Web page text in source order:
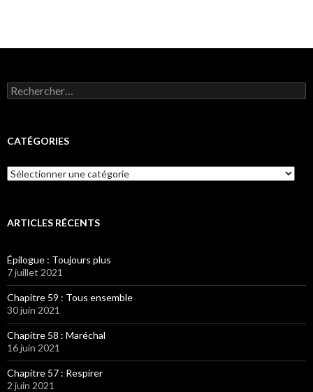
Rechercher :
CATÉGORIES
Catégories
ARTICLES RÉCENTS
Épilogue : Toujours plus
7 juillet 2021
Chapitre 59 : Tous ensemble
30 juin 2021
Chapitre 58 : Maréchal
16 juin 2021
Chapitre 57 : Respirer
2 juin 2021